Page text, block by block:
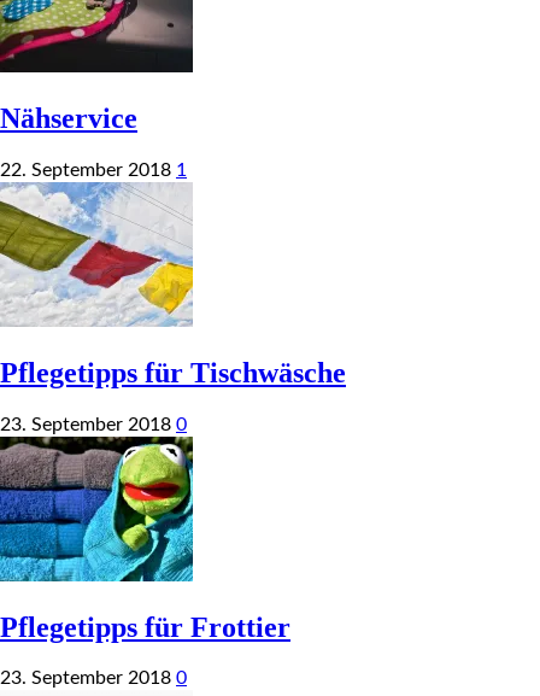
Nähservice
22. September 2018 1
Pflegetipps für Tischwäsche
23. September 2018 0
Pflegetipps für Frottier
23. September 2018 0